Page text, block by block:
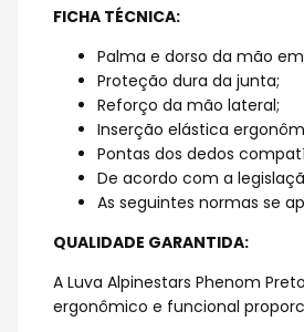
FICHA TÉCNICA:
Palma e dorso da mão
Proteção dura da junta;
Reforço da mão lateral;
Inserção elástica
Pontas dos dedos
De acordo com a
As seguintes normas se
QUALIDADE GARANTIDA:
A Luva Alpinestars Phenom
ergonômico e funcional